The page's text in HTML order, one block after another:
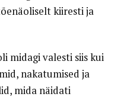
kiiresti ja
midagi valesti siis kui
nakatumised ja
mida näidati